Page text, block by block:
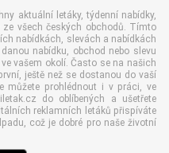
aktuální letáky, týdenní nabídky,
ze všech českých obchodů. Tímto
nabídkách, slevách a nabídkách
nabídku, obchod nebo slevu
vašem okolí. Často se na našich
ještě než se dostanou do vaší
můžete prohlédnout i v práci, ve
do oblíbených a ušetřete
reklamních letáků přispíváte
což je dobré pro naše životní